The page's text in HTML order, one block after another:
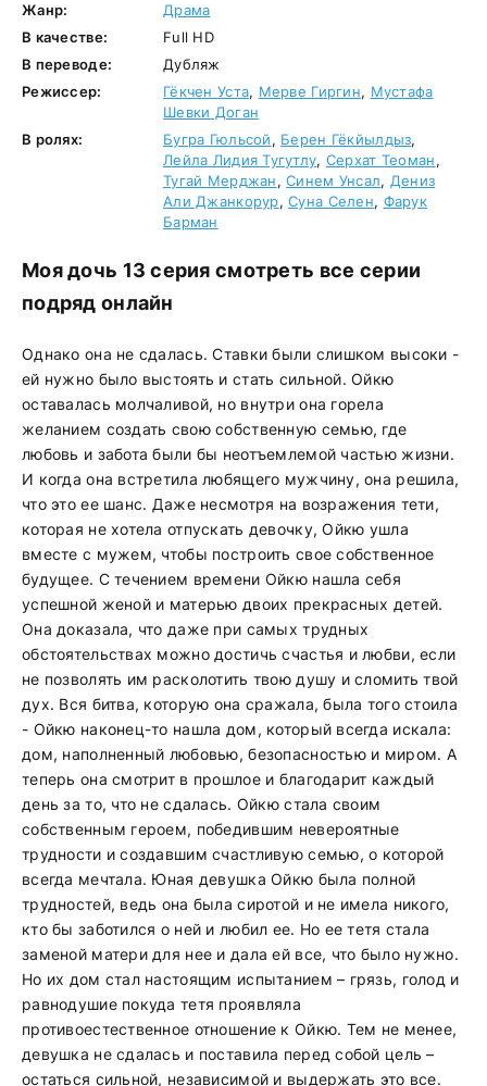
Жанр:
Драма
В качестве:
Full HD
В переводе:
Дубляж
Режиссер:
Гёкчен Уста, Мерве Гиргин, Мустафа
Шевки Доган
В ролях:
Бугра Гюльсой, Берен Гёкйылдыз,
Лейла Лидия Тугутлу, Серхат Теоман,
Тугай Мерджан,Синем Унсал, Дениз
Али Джанкорур,Суна Селен, Фарук
Барман
Моя дочь 13 серия смотреть все серии
подряд онлайн
Однако она не сдалась. Ставки были слишком высоки -
ей нужно было выстоять и стать сильной. Ойкю
оставалась молчаливой, но внутри она горела
желанием создать свою собственную семью, где
любовь и забота были бы неотъемлемой частью жизни.
И когда она встретила любящего мужчину, она решила,
что это ее шанс. Даже несмотря на возражения тети,
которая не хотела отпускать девочку, Ойкю ушла
вместе с мужем, чтобы построить свое собственное
будущее. С течением времени Ойкю нашла себя
успешной женой и матерью двоих прекрасных детей.
Она доказала, что даже при самых трудных
обстоятельствах можно достичь счастья и любви, если
не позволять им расколотить твою душу и сломить твой
дух. Вся битва, которую она сражала, была того стоила
- Ойкю наконец-то нашла дом, который всегда искала:
дом, наполненный любовью, безопасностью и миром. А
теперь она смотрит в прошлое и благодарит каждый
день за то, что не сдалась. Ойкю стала своим
собственным героем, победившим невероятные
трудности и создавшим счастливую семью, о которой
всегда мечтала. Юная девушка Ойкю была полной
трудностей, ведь она была сиротой и не имела никого,
кто бы заботился о ней и любил ее. Но ее тетя стала
заменой матери для нее и дала ей все, что было нужно.
Но их дом стал настоящим испытанием – грязь, голод и
равнодушие покуда тетя проявляла
противоестественное отношение к Ойкю. Тем не менее,
девушка не сдалась и поставила перед собой цель –
остаться сильной, независимой и выдержать это все.